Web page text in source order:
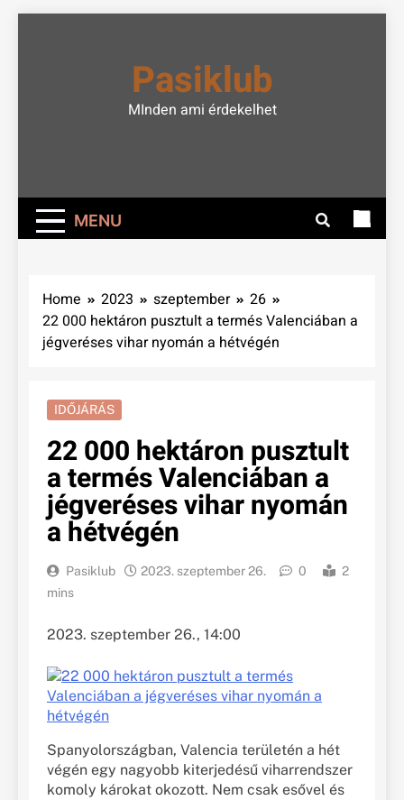
Pasiklub
MInden ami érdekelhet
MENU
Home 2023 szeptember
26
22 000 hektáron pusztult a termés Valenciában a
jégveréses vihar nyomán a hétvégén
IDŐJÁRÁS
22 000 hektáron pusztult
a termés Valenciában a
jégveréses vihar nyomán
a hétvégén
Pasiklub 2023. szeptember 26. 0
2
mins
2023. szeptember 26., 14:00
Spanyolországban, Valencia területén a hét
végén egy nagyobb kiterjedésű viharrendszer
komoly károkat okozott. Nem csak esővel és